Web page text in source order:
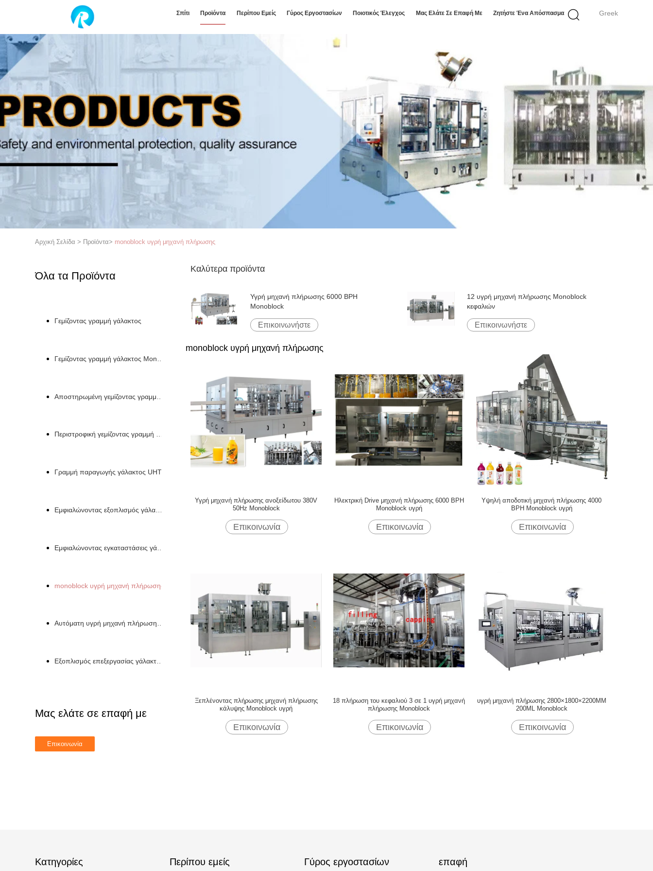
Greek
Σπίτι Προϊόντα Περίπου Εμείς Γύρος Εργοστασίων Ποιοτικός Έλεγχος Μας Ελάτε Σε Επαφή Με Ζητήστε Ένα Απόσπασμα
Αρχική Σελίδα > Προϊόντα> monoblock υγρή μηχανή πλήρωσης
Όλα τα Προϊόντα
Γεμίζοντας γραμμή γάλακτος
Γεμίζοντας γραμμή γάλακτος Monoblock
Αποστηρωμένη γεμίζοντας γραμμή γάλακτος
Περιστροφική γεμίζοντας γραμμή μπουκαλιών γάλακτος
Γραμμή παραγωγής γάλακτος UHT
Εμφιαλώνοντας εξοπλισμός γάλακτος
Εμφιαλώνοντας εγκαταστάσεις γάλακτος
monoblock υγρή μηχανή πλήρωσης
Αυτόματη υγρή μηχανή πλήρωσης μπουκαλιών
Εξοπλισμός επεξεργασίας γάλακτος UHT
Μας ελάτε σε επαφή με
Καλύτερα προϊόντα
Υγρή μηχανή πλήρωσης 6000 BPH
Monoblock
Επικοινωνήστε
12 υγρή μηχανή πλήρωσης Monoblock
κεφαλιών
Επικοινωνήστε
monoblock υγρή μηχανή πλήρωσης
Υγρή μηχανή πλήρωσης ανοξείδωτου 380V
50Hz Monoblock
Επικοινωνία
Ηλεκτρική Drive μηχανή πλήρωσης 6000 BPH
Monoblock υγρή
Επικοινωνία
Υψηλή αποδοτική μηχανή πλήρωσης 4000
BPH Monoblock υγρή
Επικοινωνία
Ξεπλένοντας πλήρωσης μηχανή πλήρωσης
κάλυψης Monoblock υγρή
Επικοινωνία
18 πλήρωση του κεφαλιού 3 σε 1 υγρή μηχανή
πλήρωσης Monoblock
Επικοινωνία
υγρή μηχανή πλήρωσης 2800×1800×2200MM
200ML Monoblock
Επικοινωνία
Κατηγορίες Περίπου εμείς Γύρος εργοστασίων επαφή